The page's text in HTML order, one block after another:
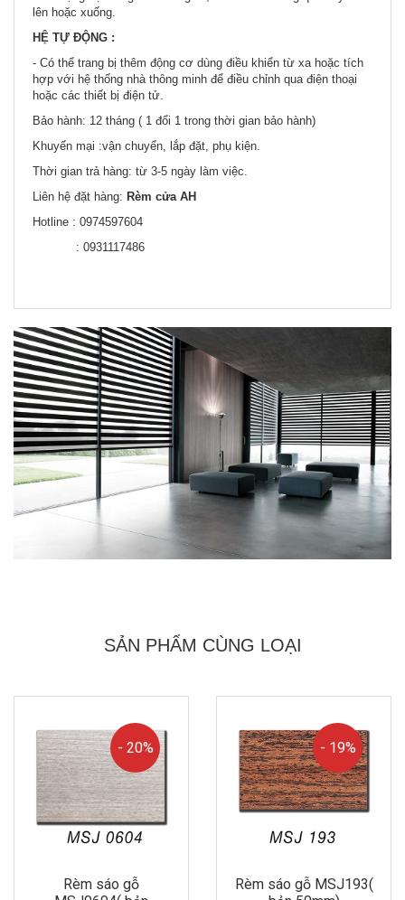
lên hoặc xuống.
HỆ TỰ ĐỘNG :
- Có thể trang bị thêm động cơ dùng điều khiển từ xa hoặc tích
hợp với hệ thống nhà thông minh để điều chỉnh qua điện thoại
hoặc các thiết bị điện tử.
Bảo hành: 12 tháng ( 1 đổi 1 trong thời gian bảo hành)
Khuyến mại :vận chuyển, lắp đặt, phụ kiện.
Thời gian trả hàng: từ 3-5 ngày làm việc.
Liên hệ đặt hàng: Rèm cửa AH
Hotline : 0974597604
: 0931117486
SẢN PHẨM CÙNG LOẠI
- 20% - 19%
Rèm sáo gỗ MSJ193(
Rèm sáo